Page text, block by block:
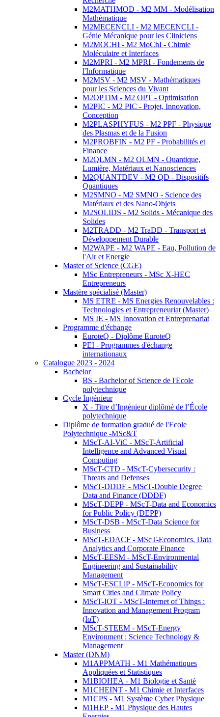
M2MATHMOD - M2 MM - Modélisation
Mathématique
M2MECENCLI - M2 MECENCLI -
Génie Mécanique pour les Cliniciens
M2MOCHI - M2 MoChI - Chimie
Moléculaire et Interfaces
M2MPRI - M2 MPRI - Fondements de
l'Informatique
M2MSV - M2 MSV - Mathématiques
pour les Sciences du Vivant
M2OPTIM - M2 OPT - Optimisation
M2PIC - M2 PIC - Projet, Innovation,
Conception
M2PLASPHYFUS - M2 PPF - Physique
des Plasmas et de la Fusion
M2PROBFIN - M2 PF - Probabilités et
Finance
M2QLMN - M2 QLMN - Quantique,
Lumière, Matériaux et Nanosciences
M2QUANTDEV - M2 QD - Dispositifs
Quantiques
M2SMNO - M2 SMNO - Science des
Matériaux et des Nano-Objets
M2SOLIDS - M2 Solids - Mécanique des
Solides
M2TRADD - M2 TraDD - Transport et
Développement Durable
M2WAPE - M2 WAPE - Eau, Pollution de
l'Air et Energie
Master of Science (CGE)
MSc Entrepreneurs - MSc X-HEC
Entrepreneurs
Mastère spécialisé (Master)
MS ETRE - MS Energies Renouvelables :
Technologies et Entrepreneuriat (Master)
MS IE - MS Innovation et Entreprenariat
Programme d'échange
EuroteQ - Diplôme EuroteQ
PEI - Programmes d'échange
internationaux
Catalogue 2023 - 2024
Bachelor
BS - Bachelor of Science de l'Ecole
polytechnique
Cycle Ingénieur
X - Titre d’Ingénieur diplômé de l’École
polytechnique
Diplôme de formation gradué de l'Ecole
Polytechnique -MSc&T
MScT-AI-ViC - MScT-Artificial
Intelligence and Advanced Visual
Computing
MScT-CTD - MScT-Cybersecurity :
Threats and Defenses
MScT-DDDF - MScT-Double Degree
Data and Finance (DDDF)
MScT-DEPP - MScT-Data and Economics
for Public Policy (DEPP)
MScT-DSB - MScT-Data Science for
Business
MScT-EDACF - MScT-Economics, Data
Analytics and Corporate Finance
MScT-EESM - MScT-Environmental
Engineering and Sustainability
Management
MScT-ESCLiP - MScT-Economics for
Smart Cities and Climate Policy
MScT-IOT - MScT-Internet of Things :
Innovation and Management Program
(IoT)
MScT-STEEM - MScT-Energy
Environment : Science Technology &
Management
Master (DNM)
M1APPMATH - M1 Mathématiques
Appliquées et Statistiques
M1BIOHEA - M1 Biologie et Santé
M1CHEINT - M1 Chimie et Interfaces
M1CPS - M1 Système Cyber Physique
M1HEP - M1 Physique des Hautes